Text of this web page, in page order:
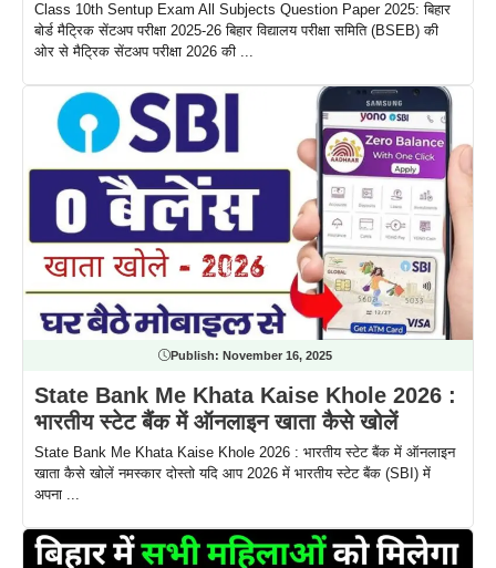
Class 10th Sentup Exam All Subjects Question Paper 2025: बिहार
बोर्ड मैट्रिक सेंटअप परीक्षा 2025-26 बिहार विद्यालय परीक्षा समिति (BSEB) की
ओर से मैट्रिक सेंटअप परीक्षा 2026 की ...
Publish: November 16, 2025
State Bank Me Khata Kaise Khole 2026 :
भारतीय स्टेट बैंक में ऑनलाइन खाता कैसे खोलें
State Bank Me Khata Kaise Khole 2026 : भारतीय स्टेट बैंक में ऑनलाइन
खाता कैसे खोलें नमस्कार दोस्तो यदि आप 2026 में भारतीय स्टेट बैंक (SBI) में
अपना ...